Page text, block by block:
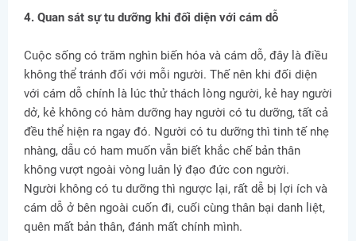
4. Quan sát sự tu dưỡng khi đối diện với cám dỗ
Cuộc sống có trăm nghìn biến hóa và cám dỗ, đây là điều
không thể tránh đối với mỗi người. Thế nên khi đối diện
với cám dỗ chính là lúc thử thách lòng người, kẻ hay người
dở, kẻ không có hàm dưỡng hay người có tu dưỡng, tất cả
đều thể hiện ra ngay đó. Người có tu dưỡng thì tinh tế nhẹ
nhàng, dẫu có ham muốn vẫn biết khắc chế bản thân
không vượt ngoài vòng luân lý đạo đức con người.
Người không có tu dưỡng thì ngược lại, rất dễ bị lợi ích và
cám dỗ ở bên ngoài cuốn đi, cuối cùng thân bại danh liệt,
quên mất bản thân, đánh mất chính mình.